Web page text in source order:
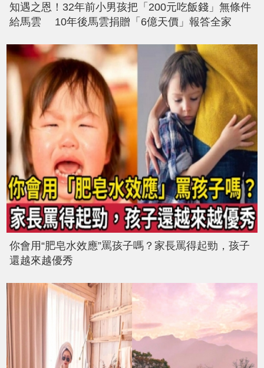
知遇之恩！32年前小男孩把「200元吃飯錢」無條件
給馬雲 10年後馬雲捐贈「6億天價」報答全家
你會用“肥皂水效應”罵孩子嗎？家長罵得起勁，孩子
還越來越優秀